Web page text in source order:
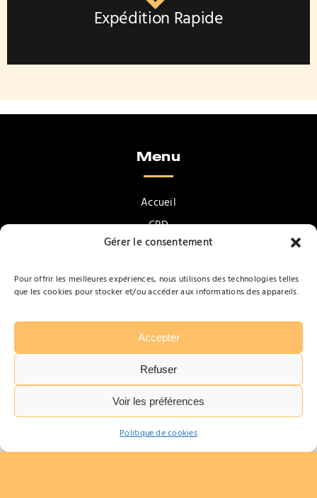
Gérer le consentement
Pour offrir les meilleures expériences, nous utilisons des technologies telles
que les cookies pour stocker et/ou accéder aux informations des appareils.
Accepter
Refuser
Voir les préférences
Politique de cookies
Expédition Rapide
Menu
Accueil
CBD
Accessoires pour fumeurs
Confiseries & Gourmandises
Contact
Mentions légales
Politique de confidentialité